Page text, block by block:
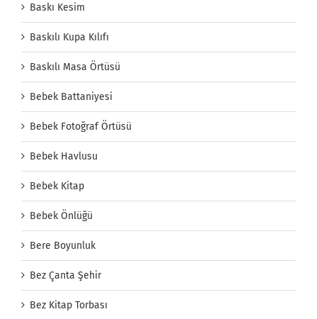
Baskı Kesim
Baskılı Kupa Kılıfı
Baskılı Masa Örtüsü
Bebek Battaniyesi
Bebek Fotoğraf Örtüsü
Bebek Havlusu
Bebek Kitap
Bebek Önlüğü
Bere Boyunluk
Bez Çanta Şehir
Bez Kitap Torbası